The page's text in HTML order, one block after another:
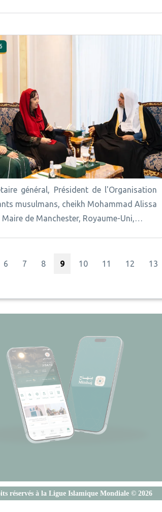
général, Président de l'Organisation
musulmans, cheikh Mohammad Alissa
Maire de Manchester, Royaume-Uni,…
Page
6 Page
7 Page
8 Page courante
9 Page
10 Page
11 Page
12 Page
13
réservés à la Ligue Islamique Mondiale © 2026